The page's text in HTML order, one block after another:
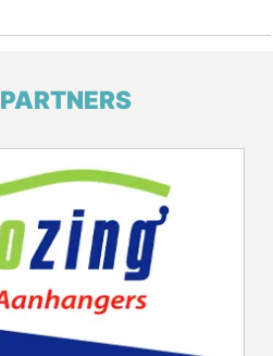
PARTNERS